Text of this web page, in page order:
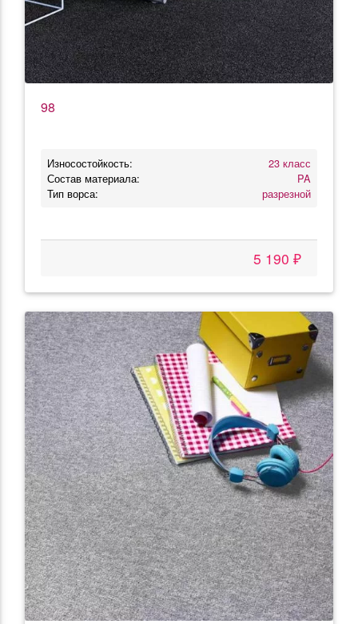
98
Износостойкость:
23 класс
Состав материала:
PA
Тип ворса:
разрезной
5 190 ₽